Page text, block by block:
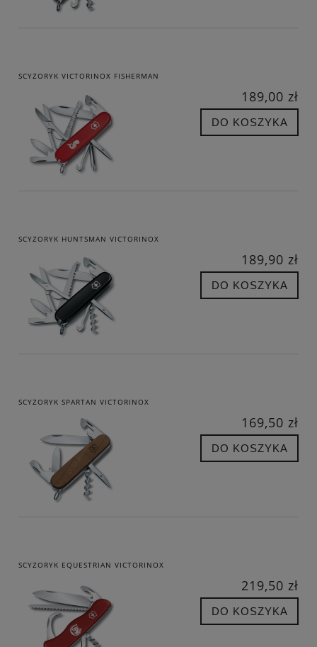
SCYZORYK VICTORINOX FISHERMAN
189,00 zł
DO KOSZYKA
SCYZORYK HUNTSMAN VICTORINOX
189,90 zł
DO KOSZYKA
SCYZORYK SPARTAN VICTORINOX
169,50 zł
DO KOSZYKA
SCYZORYK EQUESTRIAN VICTORINOX
219,50 zł
DO KOSZYKA